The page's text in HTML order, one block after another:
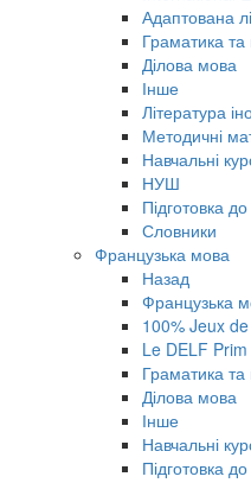
Адаптована
Граматика та
Ділова мова
Інше
Література
Методичні
Навчальні
НУШ
Підготовка до
Словники
Французька мова
Назад
Французька
100% Jeux
Le DELF Prim
Граматика та
Ділова мова
Інше
Навчальні
Підготовка до